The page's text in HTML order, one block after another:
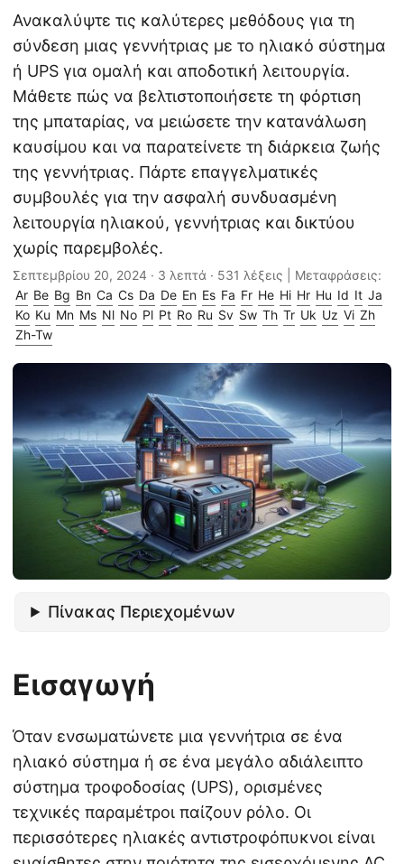
Ανακαλύψτε τις καλύτερες μεθόδους για τη
σύνδεση μιας γεννήτριας με το ηλιακό σύστημα
ή UPS για ομαλή και αποδοτική λειτουργία.
Μάθετε πώς να βελτιστοποιήσετε τη φόρτιση
της μπαταρίας, να μειώσετε την κατανάλωση
καυσίμου και να παρατείνετε τη διάρκεια ζωής
της γεννήτριας. Πάρτε επαγγελματικές
συμβουλές για την ασφαλή συνδυασμένη
λειτουργία ηλιακού, γεννήτριας και δικτύου
χωρίς παρεμβολές.
Σεπτεμβρίου 20, 2024 · 3 λεπτά · 531 λέξεις | Μεταφράσεις:
Ar Be Bg Bn Ca Cs Da De En Es Fa Fr He Hi Hr Hu Id It Ja
Ko Ku Mn Ms Nl No Pl Pt Ro Ru Sv Sw Th Tr Uk Uz Vi Zh
Zh-Tw
Πίνακας Περιεχομένων
Εισαγωγή
Όταν ενσωματώνετε μια γεννήτρια σε ένα
ηλιακό σύστημα ή σε ένα μεγάλο αδιάλειπτο
σύστημα τροφοδοσίας (UPS), ορισμένες
τεχνικές παραμέτροι παίζουν ρόλο. Οι
περισσότερες ηλιακές αντιστροφόπυκνοι είναι